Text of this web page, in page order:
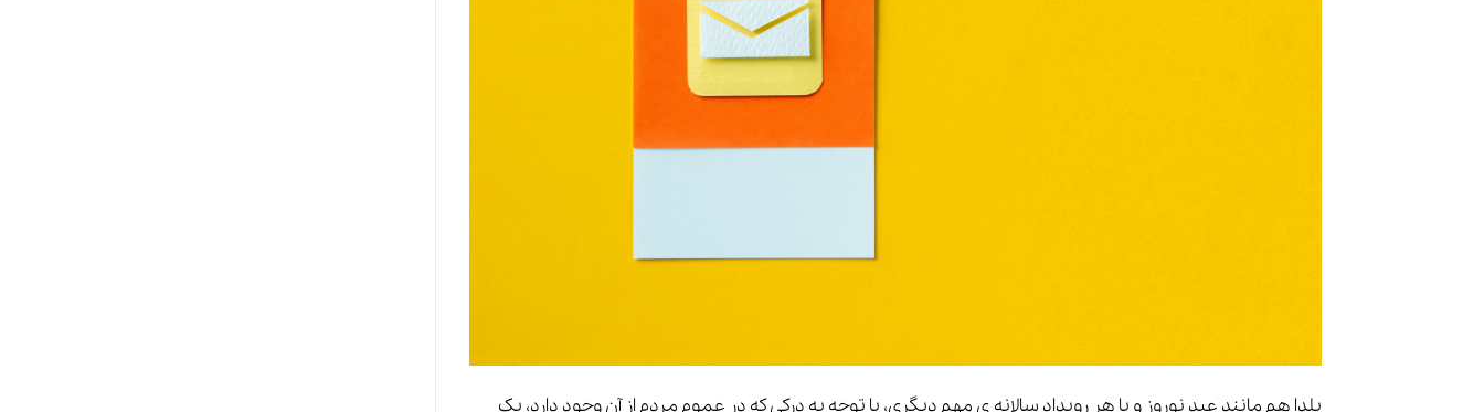
یلدا هم مانند عید نوروز و یا هر رویداد سالانه ی مهم دیگری، با توجه به درکی که در عموم مردم از آن وجود دارد، یک